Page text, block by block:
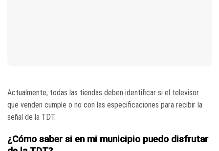
Actualmente, todas las tiendas deben identificar si el televisor
que venden cumple o no con las especificaciones para recibir la
señal de la TDT.
¿Cómo saber si en mi municipio puedo disfrutar